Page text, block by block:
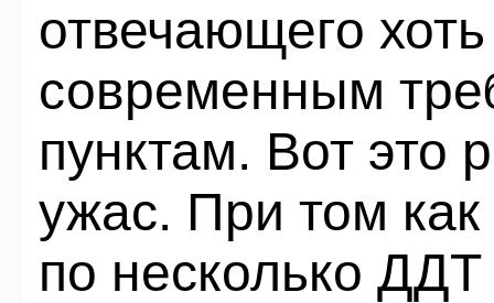
отвечающего
современным
пунктам. Вот это
ужас. При том
по несколько